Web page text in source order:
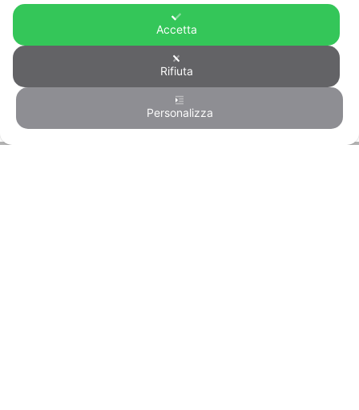
Privacy – Informativa sul trattamento dei
dati
Accetta
Rifiuta
Personalizza